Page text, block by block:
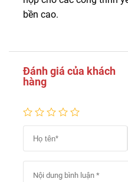
bền cao.
Đánh giá của khách
hàng